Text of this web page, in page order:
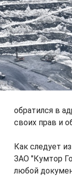
обратился в
своих прав и
Как следует
ЗАО "Кумтор
любой